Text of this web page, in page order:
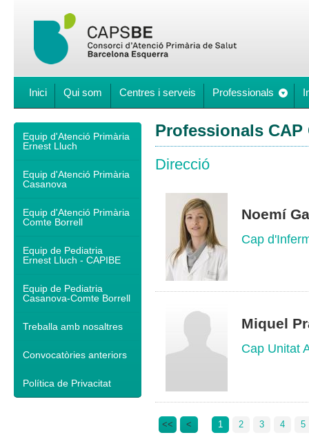
Inici Qui som Centres i serveis Professionals
Equip d'Atenció Primària
Ernest Lluch
Equip d'Atenció Primària
Casanova
Equip d'Atenció Primària
Comte Borrell
Equip de Pediatria
Ernest Lluch - CAPIBE
Equip de Pediatria
Casanova-Comte Borrell
Treballa amb nosaltres
Convocatòries anteriors
Política de Privacitat
Professionals
Direcció
Noemí
Cap
Miquel
Cap Unitat
<< < 1 2 3 4 5